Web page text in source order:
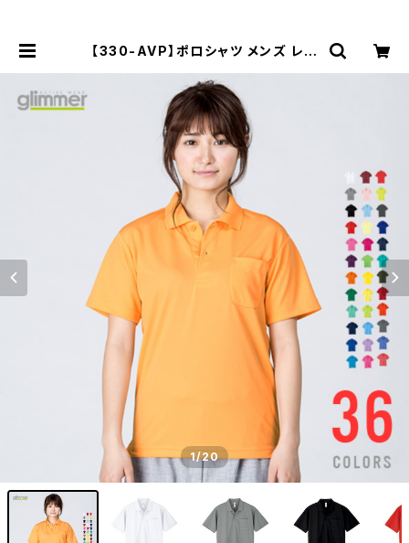
【330-AVP】ポロシャツ メンズ レデ
ト付) 4.4オンス SS S M L LL | Tシ
ャツ通販 mi-215.
1/20